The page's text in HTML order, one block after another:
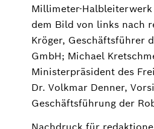
Millimeter-
dem Bild von links nach
Kröger, Geschäftsführer
GmbH; Michael
Ministerpräsident des
Dr. Volkmar Denner,
Geschäftsführung der